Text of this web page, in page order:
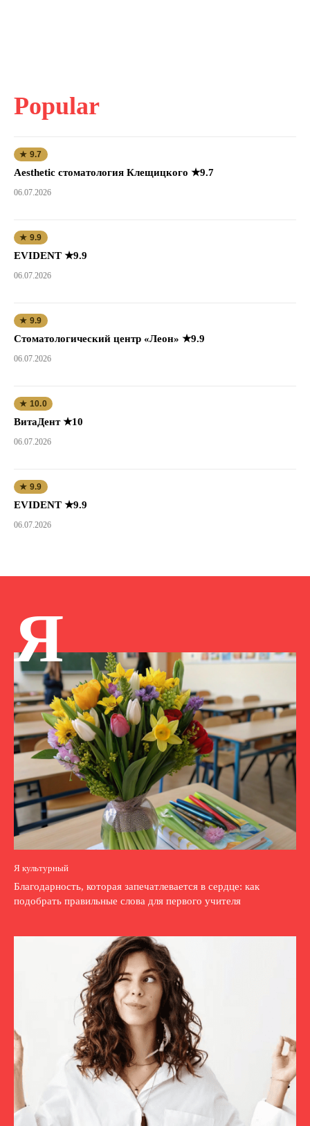
Popular
★ 9.7
Aesthetic стоматология Клещицкого ★9.7
06.07.2026
★ 9.9
EVIDENT ★9.9
06.07.2026
★ 9.9
Стоматологический центр «Леон» ★9.9
06.07.2026
★ 10.0
ВитаДент ★10
06.07.2026
★ 9.9
EVIDENT ★9.9
06.07.2026
Я
Я культурный
Благодарность, которая запечатлевается в сердце: как
подобрать правильные слова для первого учителя